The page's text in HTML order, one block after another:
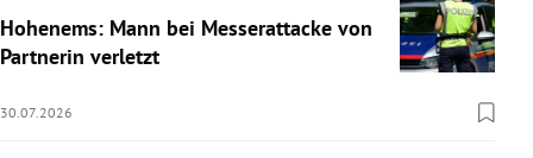
Hohenems: Mann bei Messerattacke von
Partnerin verletzt
30.07.2026